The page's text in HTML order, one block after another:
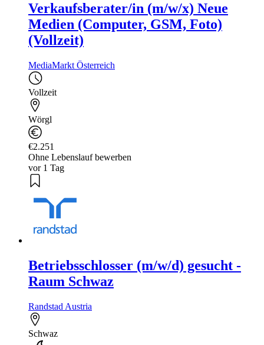
Verkaufsberater/in (m/w/x) Neue
Medien (Computer, GSM, Foto)
(Vollzeit)
MediaMarkt Österreich
Vollzeit
Wörgl
€2.251
Ohne Lebenslauf bewerben
vor 1 Tag
Betriebsschlosser (m/w/d) gesucht -
Raum Schwaz
Randstad Austria
Schwaz